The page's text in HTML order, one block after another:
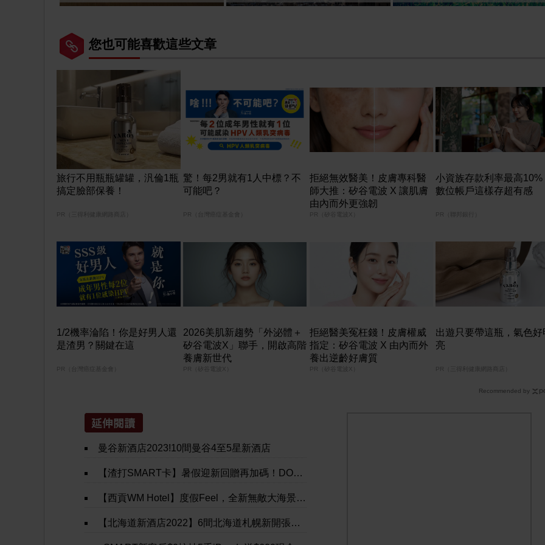
您也可能喜歡這些文章
旅行不用瓶瓶罐罐，汎倫1瓶
搞定臉部保養！
PR（三得利健康網路商店）
驚！每2男就有1人中標？不
可能吧？
PR（台灣癌症基金會）
拒絕無效醫美！皮膚專科醫
師大推：矽谷電波 X 讓肌膚
由內而外更強韌
PR（矽谷電波X）
小資族存款利率最高10%
數位帳戶這樣存超有感
PR（聯邦銀行）
1/2機率淪陷！你是好男人還
是渣男？關鍵在這
PR（台灣癌症基金會）
2026美肌新趨勢「外泌體＋
矽谷電波X」聯手，開啟高階
養膚新世代
PR（矽谷電波X）
拒絕醫美冤枉錢！皮膚權威
指定：矽谷電波 X 由內而外
養出逆齡好膚質
PR（矽谷電波X）
出遊只要帶這瓶，氣色好
亮
PR（三得利健康網路商店）
Recommended by
曼谷新酒店2023!10間曼谷4至5星新酒店
【渣打SMART卡】暑假迎新回贈再加碼！DON DON DONKI / 759阿信屋 / OK / 百佳 / 屈臣氏 / foodpanda / pandamart全年享5%現金回贈！迎新更新高達$2
【西貢WM Hotel】度假Feel，全新無敵大海景酒店，8月1日開張，每晚$2124+雙人早餐
【北海道新酒店2022】6間北海道札幌新開張酒店推介！